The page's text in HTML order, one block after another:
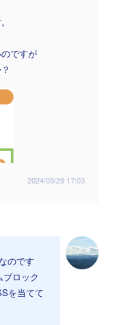
ですが
2024/09/29 17:03
のです
ロック
を当てて